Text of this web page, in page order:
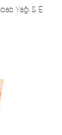
Yağı & E